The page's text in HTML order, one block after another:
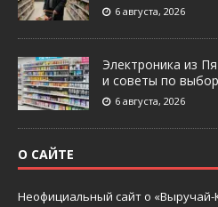
6 августа, 2026
Электроника из
и советы по
6 августа, 2026
О САЙТЕ
Неофициальный сайт о «Выручай-